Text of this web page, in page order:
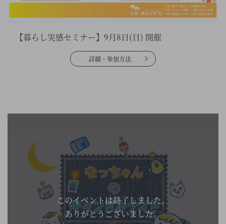
【暮らし実感セミナー】9月8日(日) 開催
詳細・参加方法
このイベントは終了しました。
ありがとうございました。